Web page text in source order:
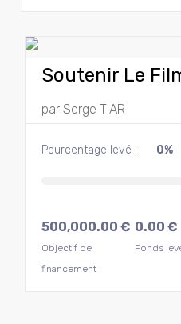
Soutenir Le
par Serge TIAR
Pourcentage levé : 0%
500,000.00 €
Objectif de
financement
0.00 €
Fonds